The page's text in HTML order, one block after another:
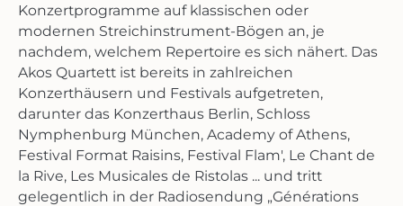
Konzertprogramme auf klassischen oder
modernen Streichinstrument-Bögen an, je
nachdem, welchem Repertoire es sich nähert. Das
Akos Quartett ist bereits in zahlreichen
Konzerthäusern und Festivals aufgetreten,
darunter das Konzerthaus Berlin, Schloss
Nymphenburg München, Academy of Athens,
Festival Format Raisins, Festival Flam', Le Chant de
la Rive, Les Musicales de Ristolas ... und tritt
gelegentlich in der Radiosendung „Générations